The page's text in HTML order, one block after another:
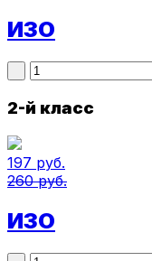
ИЗО
2-й класс
197 руб.
260 руб.
ИЗО